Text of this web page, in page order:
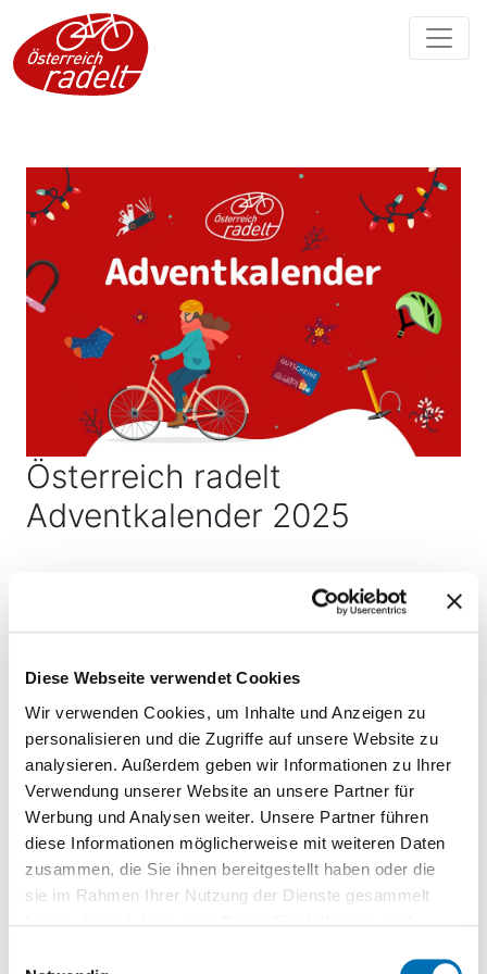
Diese Webseite verwendet Cookies
Wir verwenden Cookies, um Inhalte und Anzeigen zu
personalisieren und die Zugriffe auf unsere Website zu
analysieren. Außerdem geben wir Informationen zu Ihrer
Verwendung unserer Website an unsere Partner für
Werbung und Analysen weiter. Unsere Partner führen
diese Informationen möglicherweise mit weiteren Daten
zusammen, die Sie ihnen bereitgestellt haben oder die
sie im Rahmen Ihrer Nutzung der Dienste gesammelt
Österreich radelt
Adventkalender 2025
Bewegung in die dunkle Jahreszeit, sorgt für kleine
bietet die Chance auf großartige Preise.
Ob praktisches Fahrradzubehör, Winterradeln-
Aufwärm-Packages, die dich bei frostigen Fahrten
warmhalten oder Gutscheine für entspannte
Auszeiten zu Hause oder außerhalb der eigenen vier
Wände – von nützlich bis gemütlich ist für jede:n
etwas dabei.